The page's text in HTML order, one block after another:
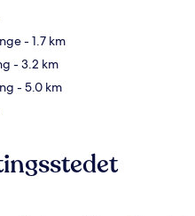
- 1.7 km
- 3.2 km
- 5.0 km